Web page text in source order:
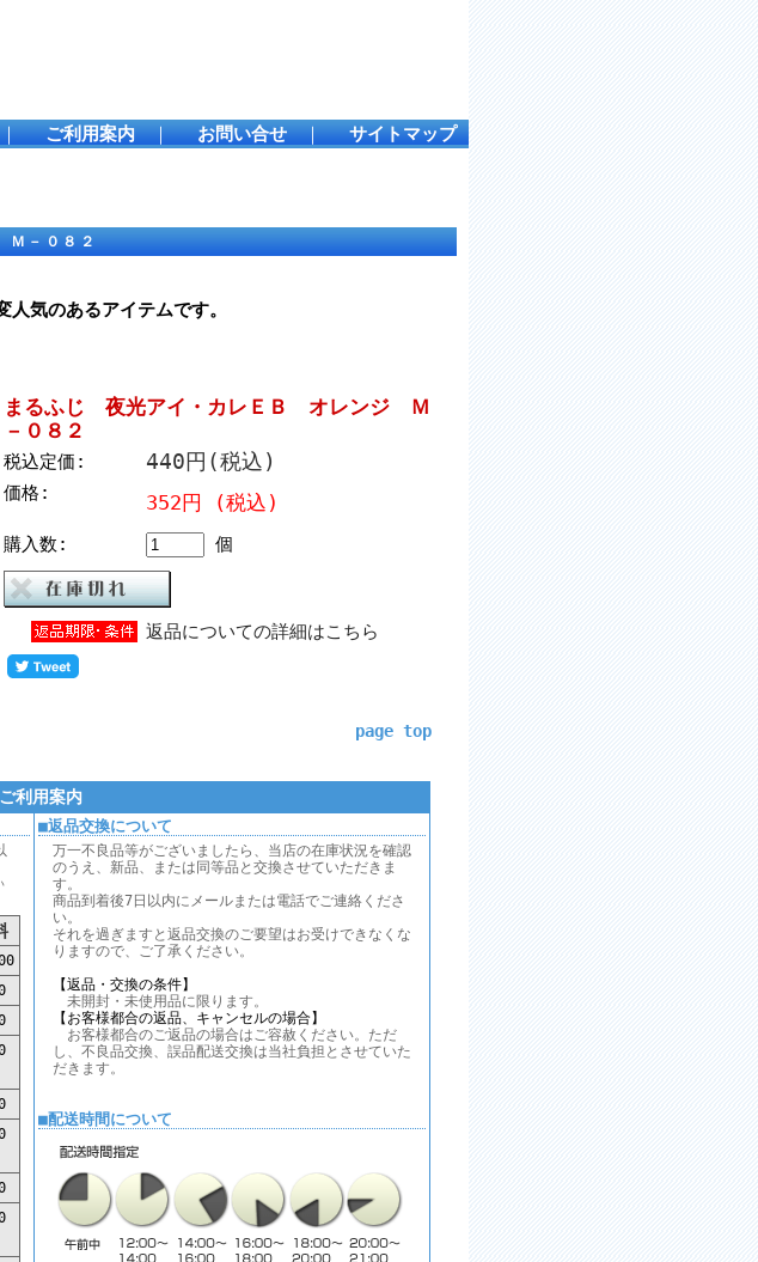
ご利用案内 ｜ お問い合せ ｜ サイトマップ
－０８２
気のあるアイテムです。
まるふじ 夜光アイ・カレＥＢ オレンジ Ｍ
－０８２
税込定価: 440円(税込)
価格: 352円 (税込)
購入数: 個
返品についての詳細はこちら
page top
ご利用案内
■返品交換について
万一不良品等がございましたら、当店の在庫状況を確認
のうえ、新品、または同等品と交換させていただきま
す。
商品到着後7日以内にメールまたは電話でご連絡くださ
い。
それを過ぎますと返品交換のご要望はお受けできなくな
りますので、ご了承ください。
【返品・交換の条件】
未開封・未使用品に限ります。
【お客様都合の返品、キャンセルの場合】
お客様都合のご返品の場合はご容赦ください。ただ
し、不良品交換、誤品配送交換は当社負担とさせていた
だきます。
■配送時間について